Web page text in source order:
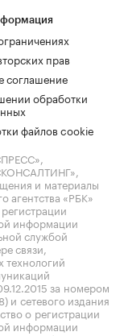
прав
соглашение
обработки
файлов cookie
и материалы
агентства «РБК»
информации
службой
связи,
за номером
сетевого издания
о регистрации
информации